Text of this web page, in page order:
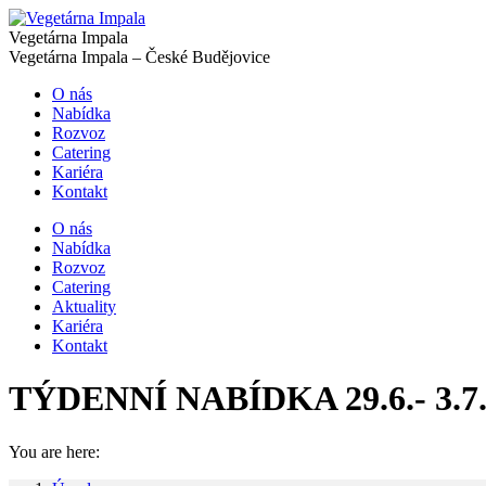
Vegetárna Impala
Vegetárna Impala – České Budějovice
O nás
Nabídka
Rozvoz
Catering
Kariéra
Kontakt
O nás
Nabídka
Rozvoz
Catering
Aktuality
Kariéra
Kontakt
TÝDENNÍ NABÍDKA 29.6.-
You are here: